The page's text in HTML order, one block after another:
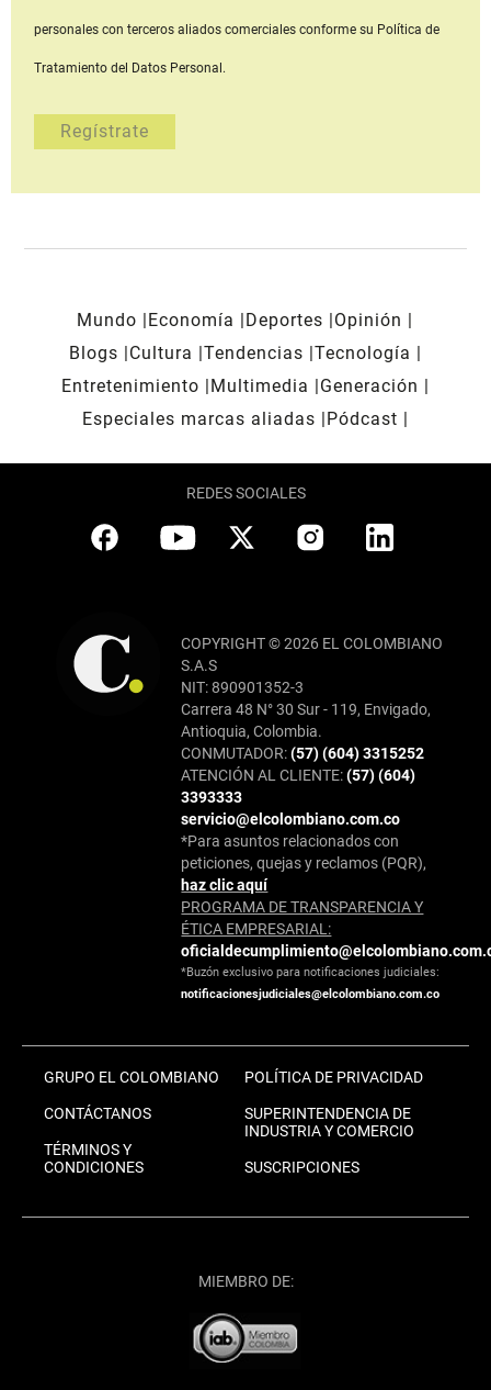
personales con terceros aliados comerciales conforme su Política de
Tratamiento del Datos Personal.
Mundo Economía Deportes
Opinión
Blogs
Cultura Tendencias Tecnología
Entretenimiento
Multimedia
Generación
Especiales marcas aliadas
Pódcast
REDES SOCIALES
COPYRIGHT © 2026 EL COLOMBIANO
S.A.S
NIT: 890901352-3
Carrera 48 N° 30 Sur - 119, Envigado,
Antioquia, Colombia.
CONMUTADOR:(57) (604) 3315252
ATENCIÓN AL CLIENTE:(57) (604)
3393333
servicio@elcolombiano.com.co
*Para asuntos relacionados con
peticiones, quejas y reclamos (PQR),
haz clic aquí
PROGRAMA DE TRANSPARENCIA Y
ÉTICA EMPRESARIAL:
*Buzón exclusivo para notificaciones judiciales:
notificacionesjudiciales@elcolombiano.com.co
GRUPO EL COLOMBIANO
CONTÁCTANOS
TÉRMINOS Y
CONDICIONES
POLÍTICA DE PRIVACIDAD
SUPERINTENDENCIA DE
INDUSTRIA Y COMERCIO
SUSCRIPCIONES
MIEMBRO DE: